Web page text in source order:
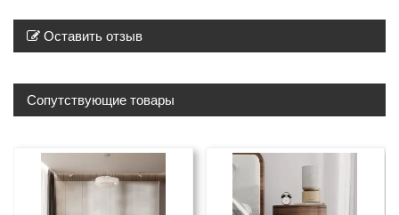
Оставить отзыв
Сопутствующие товары